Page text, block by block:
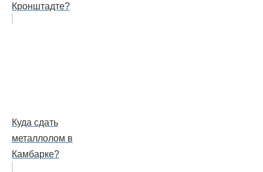
Кронштадте?
Куда сдать
металлолом в
Камбарке?